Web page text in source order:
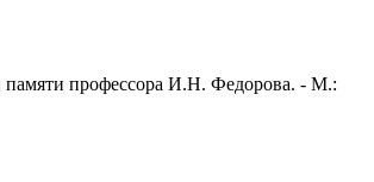
памяти профессора И.Н. Федорова. - М.: